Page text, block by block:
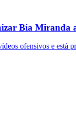
Bia Miranda
ofensivos e está